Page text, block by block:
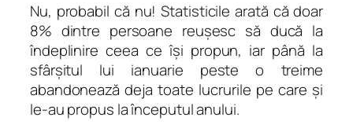
Nu, probabil că nu! Statisticile arată că doar
8% dintre persoane reuşesc să ducă la
îndeplinire ceea ce îşi propun, iar până la
sfârşitul lui ianuarie peste o treime
abandonează deja toate lucrurile pe care şi
le-au propus la începutul anului.